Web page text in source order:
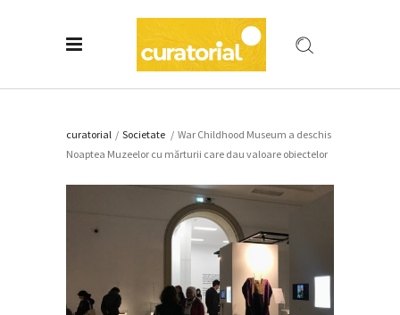
curatorial / Societate / War Childhood Museum a deschis
Noaptea Muzeelor cu mărturii care dau valoare obiectelor